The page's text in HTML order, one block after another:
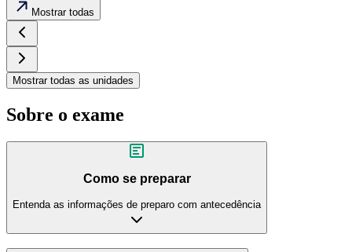
Mostrar todas
Mostrar todas as unidades
Sobre o exame
Como se preparar
Entenda as informações de preparo com antecedência